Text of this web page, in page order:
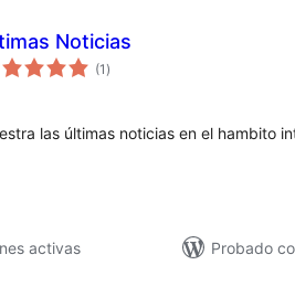
Noticias
(1 total
de
)
las últimas noticias en el hambito
activas
Probado